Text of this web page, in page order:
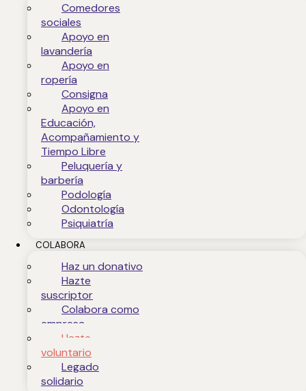
Comedores
sociales
Apoyo en
lavandería
Apoyo en
ropería
Consigna
Apoyo en
Educación,
Acompañamiento y
Tiempo Libre
Peluquería y
barbería
Podología
Odontología
Psiquiatría
COLABORA
Haz un donativo
Hazte
suscriptor
Colabora como
empresa
Hazte
voluntario
Legado
solidario